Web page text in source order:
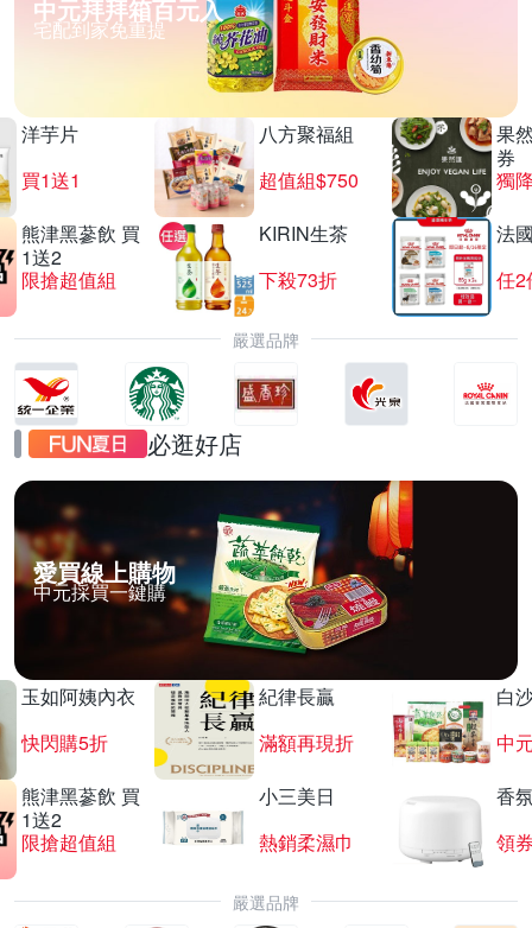
中元拜拜箱百元入
宅配到家免重提
洋芋片
買1送1
八方聚福組
超值組$750
果
券
獨
熊津黑蔘飲 買
1送2
限搶超值組
KIRIN生茶
下殺73折
法
任2
嚴選品牌
必逛好店
愛買線上購物
中元採買一鍵購
玉如阿姨內衣
快閃購5折
紀律長贏
滿額再現折
白
中
熊津黑蔘飲 買
1送2
限搶超值組
小三美日
熱銷柔濕巾
香
領
嚴選品牌